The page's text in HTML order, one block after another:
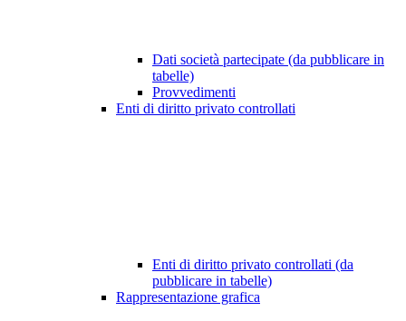
Dati società partecipate (da pubblicare in
tabelle)
Provvedimenti
Enti di diritto privato controllati
Enti di diritto privato controllati (da
pubblicare in tabelle)
Rappresentazione grafica